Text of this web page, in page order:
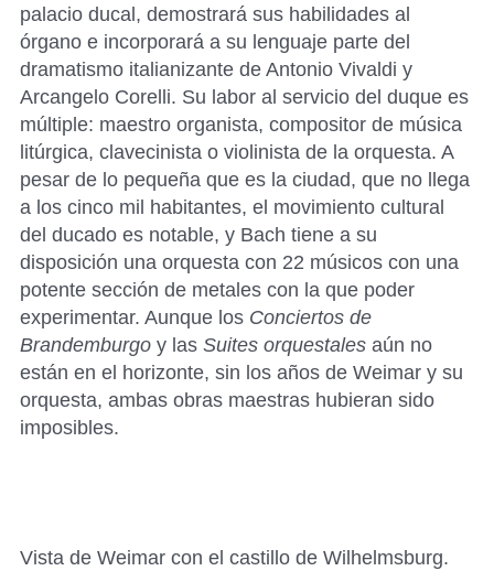
palacio ducal, demostrará sus habilidades al
órgano e incorporará a su lenguaje parte del
dramatismo italianizante de Antonio Vivaldi y
Arcangelo Corelli. Su labor al servicio del duque es
múltiple: maestro organista, compositor de música
litúrgica, clavecinista o violinista de la orquesta. A
pesar de lo pequeña que es la ciudad, que no llega
a los cinco mil habitantes, el movimiento cultural
del ducado es notable, y Bach tiene a su
disposición una orquesta con 22 músicos con una
potente sección de metales con la que poder
experimentar. Aunque los Conciertos de
Brandemburgo y las Suites orquestales aún no
están en el horizonte, sin los años de Weimar y su
orquesta, ambas obras maestras hubieran sido
imposibles.
Vista de Weimar con el castillo de Wilhelmsburg.